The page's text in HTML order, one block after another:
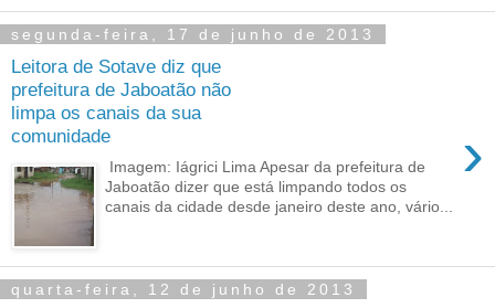
segunda-feira, 17 de junho de 2013
Leitora de Sotave diz que
prefeitura de Jaboatão não
limpa os canais da sua
comunidade
›
Imagem: Iágrici Lima Apesar da prefeitura de
Jaboatão dizer que está limpando todos os
canais da cidade desde janeiro deste ano, vário...
quarta-feira, 12 de junho de 2013